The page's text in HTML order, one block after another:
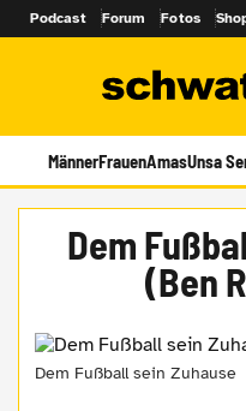
Podcast Forum Fotos
MännerFrauenAmasUnsa
Dem
(Ben
Dem Fußball sein Zuhause